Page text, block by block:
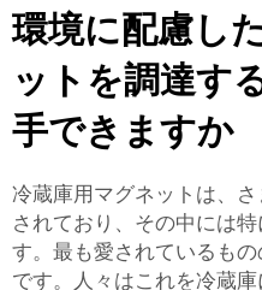
環境に配慮し
ットを調達す
手できますか
冷蔵庫用マグネットは、
されており、その中には
す。最も愛されているもの
です。人々はこれを冷蔵